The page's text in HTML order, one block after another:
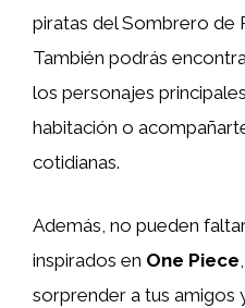
piratas del Sombrero de
También podrás
los personajes
habitación o
cotidianas.
Además, no pueden
inspirados en One Piece
sorprender a tus amigos